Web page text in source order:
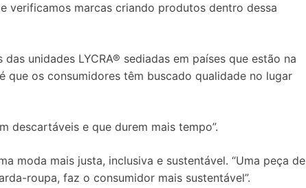
verificamos marcas criando produtos dentro dessa
unidades LYCRA® sediadas em países que estão na
que os consumidores têm buscado qualidade no lugar
descartáveis e que durem mais tempo”.
moda mais justa, inclusiva e sustentável. “Uma peça de
roupa, faz o consumidor mais sustentável”.